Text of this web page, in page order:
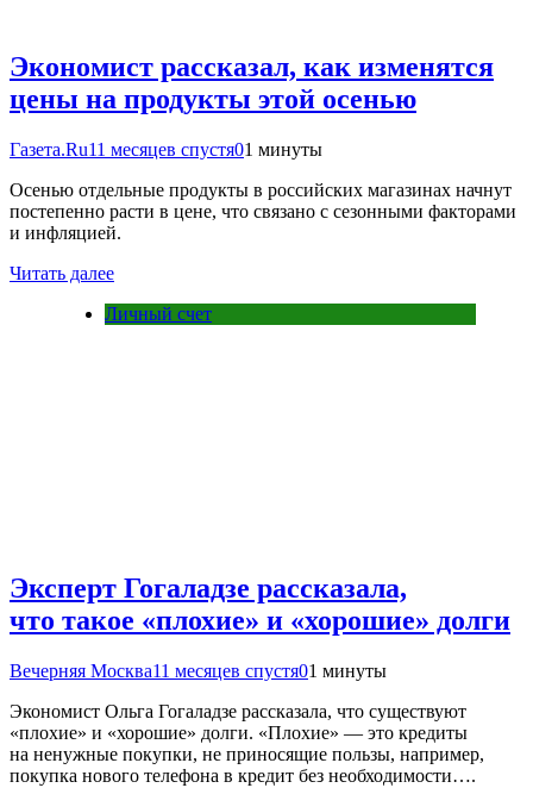
Экономист рассказал, как изменятся
цены на продукты этой осенью
Газета.Ru11 месяцев спустя01 минуты
Осенью отдельные продукты в российских магазинах начнут
постепенно расти в цене, что связано с сезонными факторами
и инфляцией.
Читать далее
Личный счет
Эксперт Гогаладзе рассказала,
что такое «плохие» и «хорошие» долги
Вечерняя Москва11 месяцев спустя01 минуты
Экономист Ольга Гогаладзе рассказала, что существуют
«плохие» и «хорошие» долги. «Плохие» — это кредиты
на ненужные покупки, не приносящие пользы, например,
покупка нового телефона в кредит без необходимости….